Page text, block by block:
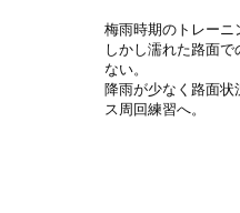
梅雨時期のトレーニ
しかし濡れた路面
ない。
降雨が少なく路面
ス周回練習へ。